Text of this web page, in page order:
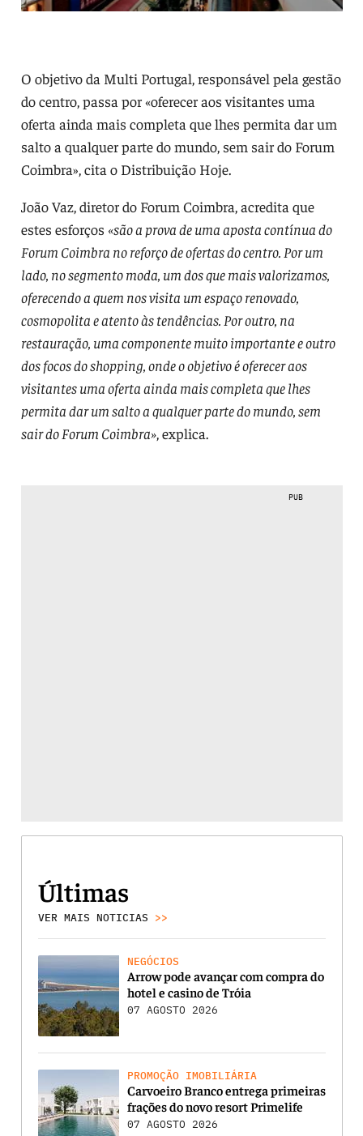
O objetivo da Multi Portugal, responsável pela gestão
do centro, passa por «oferecer aos visitantes uma
oferta ainda mais completa que lhes permita dar um
salto a qualquer parte do mundo, sem sair do Forum
Coimbra», cita o Distribuição Hoje.
João Vaz, diretor do Forum Coimbra, acredita que
estes esforços «são a prova de uma aposta contínua do
Forum Coimbra no reforço de ofertas do centro. Por um
lado, no segmento moda, um dos que mais valorizamos,
oferecendo a quem nos visita um espaço renovado,
cosmopolita e atento às tendências. Por outro, na
restauração, uma componente muito importante e outro
dos focos do shopping, onde o objetivo é oferecer aos
visitantes uma oferta ainda mais completa que lhes
permita dar um salto a qualquer parte do mundo, sem
sair do Forum Coimbra», explica.
PUB
Últimas
VER MAIS NOTICIAS >>
NEGÓCIOS
Arrow pode avançar com compra do
hotel e casino de Tróia
07 AGOSTO 2026
PROMOÇÃO IMOBILIÁRIA
Carvoeiro Branco entrega primeiras
frações do novo resort Primelife
07 AGOSTO 2026